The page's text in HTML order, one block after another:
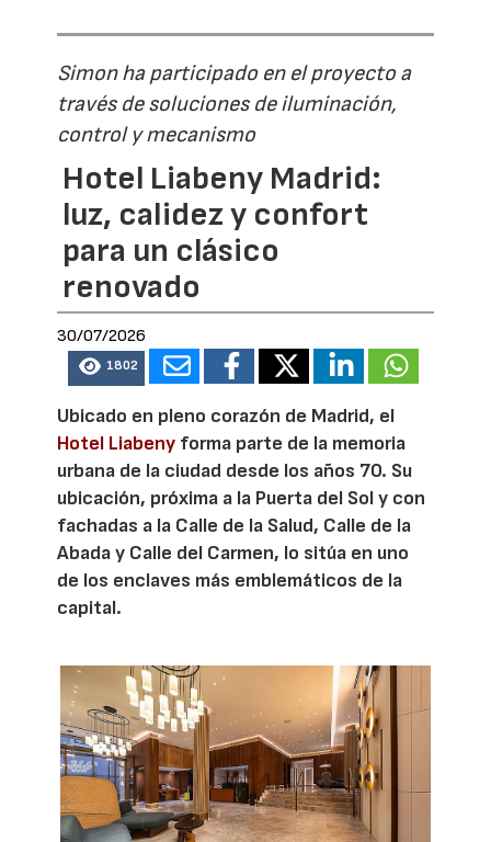
Simon ha participado en el proyecto a
través de soluciones de iluminación,
control y mecanismo
Hotel Liabeny Madrid:
luz, calidez y confort
para un clásico
renovado
30/07/2026
1802
Ubicado en pleno corazón de Madrid, el
Hotel Liabeny forma parte de la memoria
urbana de la ciudad desde los años 70. Su
ubicación, próxima a la Puerta del Sol y con
fachadas a la Calle de la Salud, Calle de la
Abada y Calle del Carmen, lo sitúa en uno
de los enclaves más emblemáticos de la
capital.